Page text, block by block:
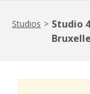
Studios > Studio